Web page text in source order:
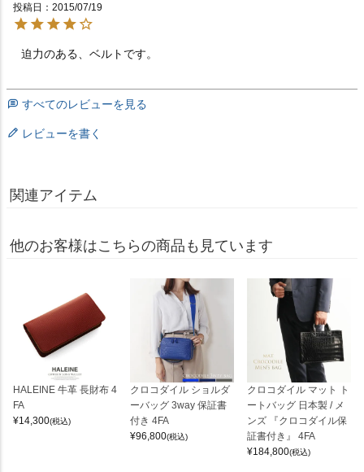
投稿日
2015/07/19
迫力のある、ベルトです。
すべてのレビューを見る
レビューを書く
関連アイテム
他のお客様はこちらの商品も見ています
HALEINE 牛革 長財布 4
FA
¥14,300(税込)
クロコダイル ショルダ
ーバッグ 3way 保証書
付き 4FA
¥96,800(税込)
クロコダイル マット ト
ートバッグ 日本製 / メ
ンズ 『クロコダイル保
証書付き』 4FA
¥184,800(税込)